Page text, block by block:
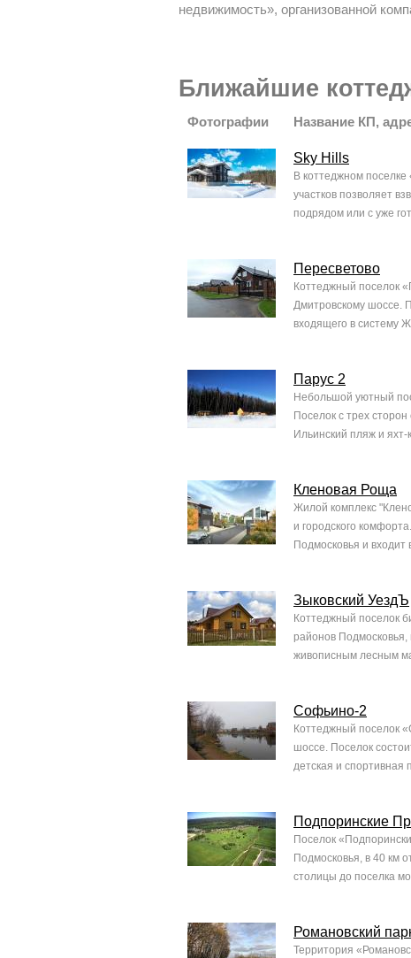
недвижимость», организованной
Ближайшие
Фотографии Название КП,
Sky Hills
В коттеджном
участков позволяет
подрядом или с уже
Пересветово
Коттеджный поселок
Дмитровскому шоссе.
входящего в систему
Парус 2
Небольшой уютный
Поселок с трех
Ильинский пляж и
Кленовая Роща
Жилой комплекс
и городского
Подмосковья и
Зыковский УездЪ
Коттеджный поселок
районов Подмосковья,
живописным лесным
Софьино-2
Коттеджный поселок
шоссе. Поселок
детская и
Подпоринские
Поселок
Подмосковья, в 40 км
столицы до поселка
Романовский
Территория